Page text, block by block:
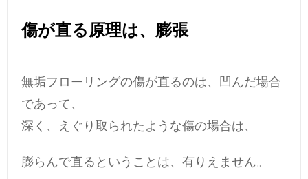
傷が直る原理は、膨張
無垢フローリングの傷が直るのは、凹んだ場合
であって、
深く、えぐり取られたような傷の場合は、
膨らんで直るということは、有りえません。